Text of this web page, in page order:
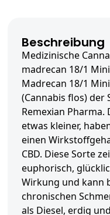
Beschreibung
Medizinische
madrecan 18/1
Madrecan 18/1
(Cannabis flos) der
Remexian Pharma.
etwas kleiner,
einen
CBD. Diese Sorte
euphorisch,
Wirkung und kann
chronischen
als Diesel, erdig